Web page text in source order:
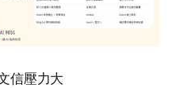
信壓力大